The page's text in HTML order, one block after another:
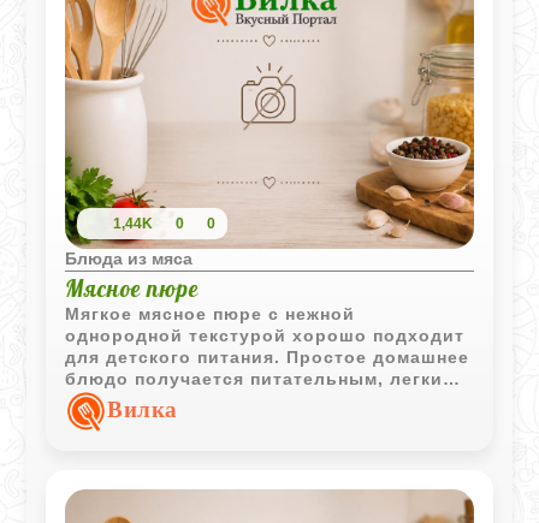
1,44K 0 0
Блюда из мяса
Мясное пюре
Мягкое мясное пюре с нежной
однородной текстурой хорошо подходит
для детского питания. Простое домашнее
блюдо получается питательным, легким
и удобно сочетается с овощными
гарнирами.
Вилка